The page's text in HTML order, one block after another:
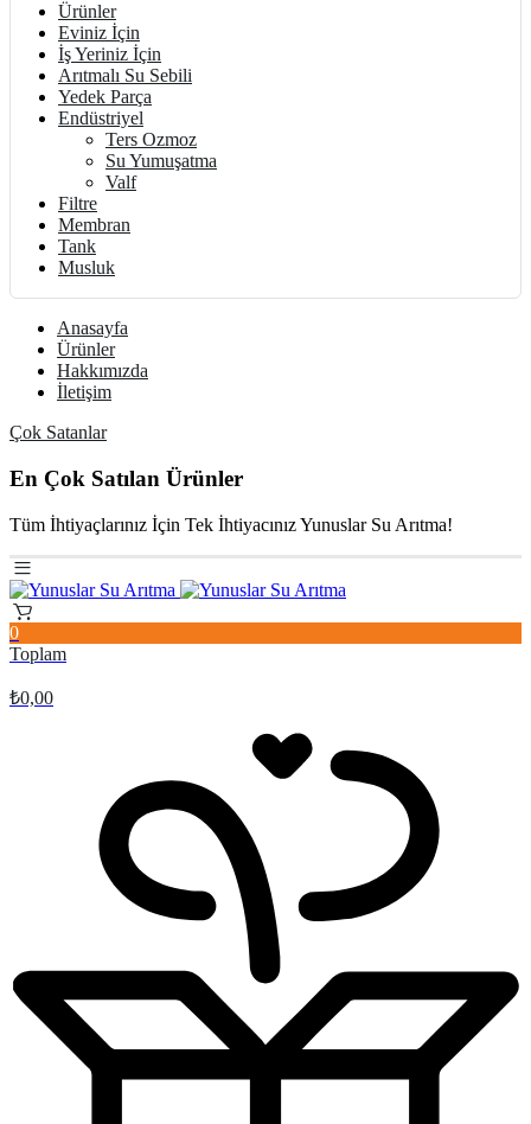
Ürünler
Eviniz İçin
İş Yeriniz İçin
Arıtmalı Su Sebili
Yedek Parça
Endüstriyel
Ters Ozmoz
Su Yumuşatma
Valf
Filtre
Membran
Tank
Musluk
Anasayfa
Ürünler
Hakkımızda
İletişim
Çok Satanlar
En Çok Satılan Ürünler
Tüm İhtiyaçlarınız İçin Tek İhtiyacınız Yunuslar Su Arıtma!
0
Toplam
₺0,00